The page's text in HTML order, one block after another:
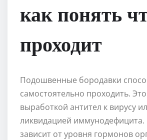
как понять
проходит
Подошвенные бородавки
самостоятельно проходить.
выработкой антител к вирусу
ликвидацией иммунодефицита.
зависит от уровня гормонов